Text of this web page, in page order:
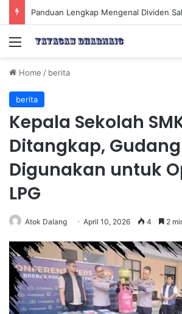
Menu
Home / berita
berita
Kepala Sekolah
Ditangkap,
Digunakan untuk
LPG
Atok Dalang April 10, 2026 4 2